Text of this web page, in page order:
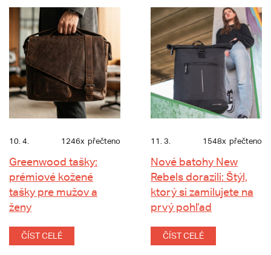
10. 4. 1246x přečteno
Greenwood tašky:
prémiové kožené
tašky pre mužov a
ženy
ČÍST CELÉ
11. 3. 1548x přečteno
Nové batohy New
Rebels dorazili: Štýl,
ktorý si zamilujete na
prvý pohľad
ČÍST CELÉ